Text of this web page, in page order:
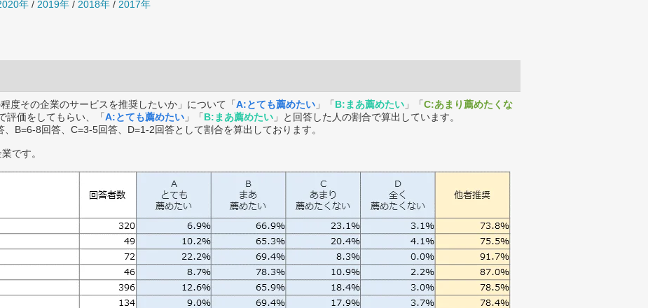
年 / 2019年 / 2018年 / 2017年
度その企業のサービスを推奨したいか」について「A:とても薦めたい 」「B:まあ薦めたい 」「C:あまり薦めたくな
評価をしてもらい、「A:とても薦めたい 」「B:まあ薦めたい 」と回答した人の割合で算出しています。
B=6-8回答、C=3-5回答、D=1-2回答として割合を算出しております。
です。